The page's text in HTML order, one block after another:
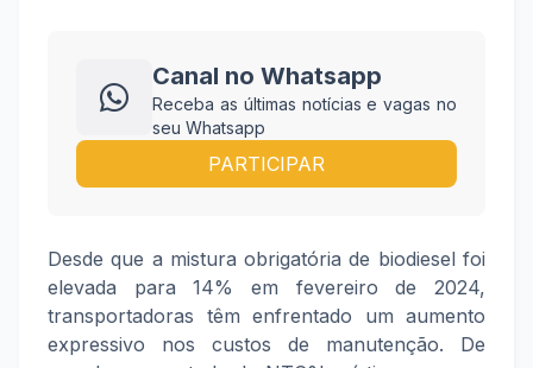
Canal no Whatsapp
Receba as últimas notícias e vagas no
seu Whatsapp
PARTICIPAR
Desde que a mistura obrigatória de biodiesel foi
elevada para 14% em fevereiro de 2024,
transportadoras têm enfrentado um aumento
expressivo nos custos de manutenção. De